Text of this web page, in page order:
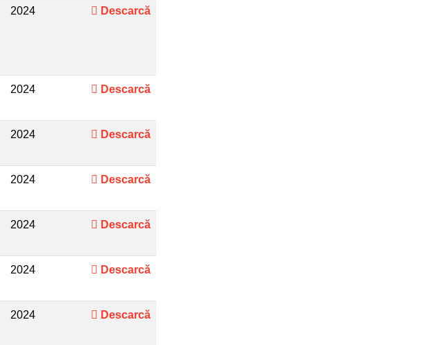
2024 Descarcă
2024 Descarcă
2024 Descarcă
2024 Descarcă
2024 Descarcă
2024 Descarcă
2024 Descarcă